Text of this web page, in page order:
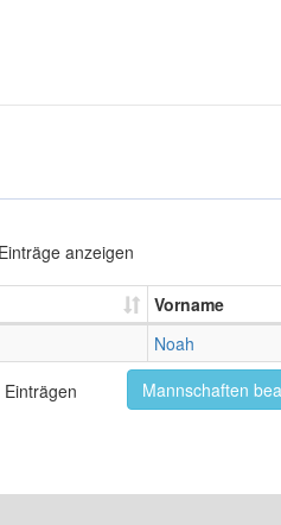
Einträge anzeigen
Vorname
Noah
Mannschaften